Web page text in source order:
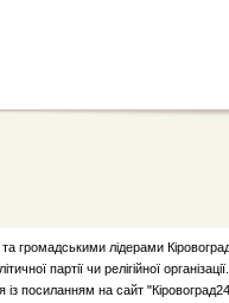
громадськими лідерами
партії чи релігійної
із посиланням на сайт